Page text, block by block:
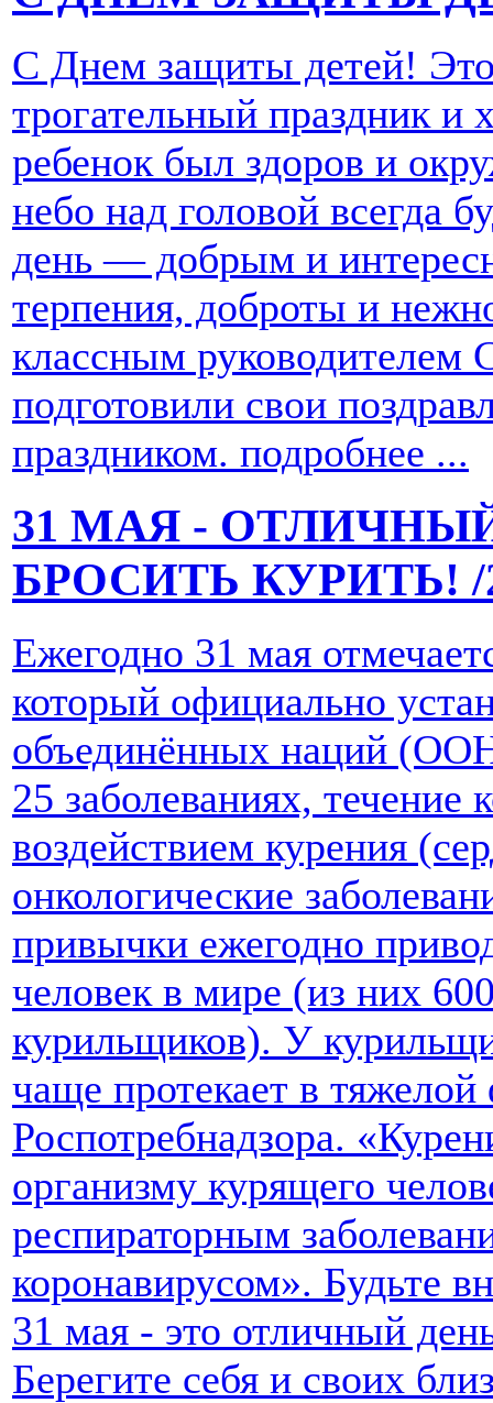
С Днем защиты детей!
трогательный праздник и
ребенок был здоров и
небо над головой всегда
день — добрым и
терпения, доброты и
классным
подготовили свои
праздником. подробнее ...
31 МАЯ -
БРОСИТЬ КУРИТЬ!
Ежегодно 31 мая
который официально
объединённых наций
25 заболеваниях, течение
воздействием курения
онкологические
привычки ежегодно
человек в мире (из них
курильщиков). У
чаще протекает в
Роспотребнадзора.
организму курящего
респираторным
коронавирусом». Будьте
31 мая - это отличный
Берегите себя и своих